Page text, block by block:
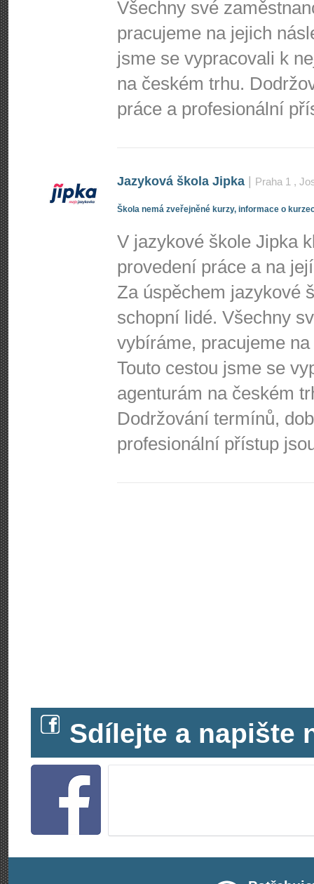
Všechny své
pracujeme na jejich
jsme se vypracovali k
na českém trhu.
práce a profesionální
Jazyková škola Jipka Praha 1 ,
Škola nemá zveřejněné kurzy, informace o
V jazykové škole Jipka
provedení práce a na
Za úspěchem jazykové
schopní lidé. Všechny
vybíráme, pracujeme
Touto cestou jsme se
agenturám na českém
Dodržování termínů,
profesionální přístup
Sdílejte a napište